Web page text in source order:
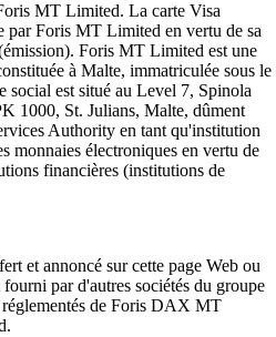
MT Limited. La carte Visa
par Foris MT Limited en vertu de sa
Foris MT Limited est une
à Malte, immatriculée sous le
social est situé au Level 7, Spinola
1000, St. Julians, Malte, dûment
Authority en tant qu'institution
monnaies électroniques en vertu de
financières (institutions de
et annoncé sur cette page Web ou
fourni par d'autres sociétés du groupe
réglementés de Foris DAX MT